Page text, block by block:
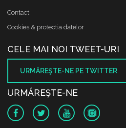
Contact
Cookies & protectia datelor
CELE MAI NOI TWEET-URI
URMĂREŞTE-NE PE TWITTER
URMĂREŞTE-NE